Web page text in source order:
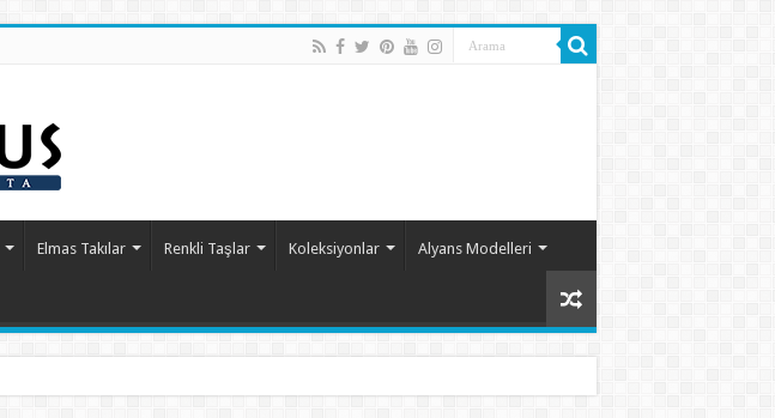
Elmas Takılar Renkli Taşlar Koleksiyonlar Alyans Modelleri